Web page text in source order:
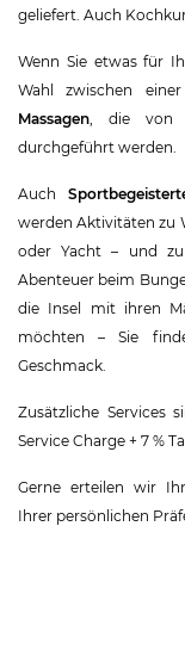
geliefert. Auch
Wenn Sie etwas für
Wahl zwischen
Massagen, die von
durchgeführt werden.
Auch
werden Aktivitäten zu
oder Yacht – und
Abenteuer beim
die Insel mit ihren
möchten – Sie
Geschmack.
Zusätzliche Services
Service Charge + 7 %
Gerne erteilen wir
Ihrer persönlichen